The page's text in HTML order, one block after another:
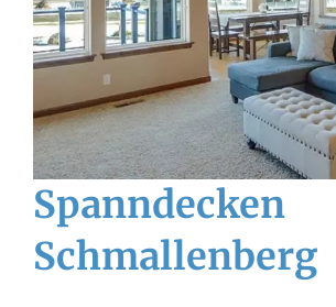
Spanndecken
Schmallenberg